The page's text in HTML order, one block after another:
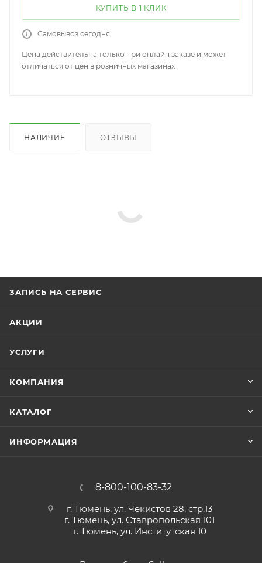
КУПИТЬ В 1 КЛИК
Самовывоз сегодня.
Цена действительна только при онлайн заказе и может
отличаться от цен в розничных магазинах
НАЛИЧИЕ ОТЗЫВЫ
ЗАПИСЬ НА СЕРВИС
АКЦИИ
УСЛУГИ
КОМПАНИЯ
КАТАЛОГ
ИНФОРМАЦИЯ
8-800-100-83-32
г. Тюмень, ул. Чекистов 28, стр.13
г. Тюмень, ул. Ставропольская 101
г. Тюмень, ул. Институтская 10